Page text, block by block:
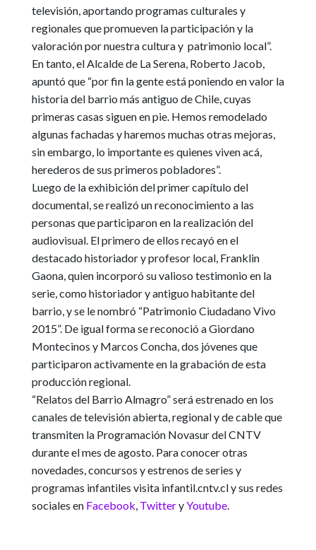
televisión, aportando programas culturales y
regionales que promueven la participación y la
valoración por nuestra cultura y patrimonio local”.
En tanto, el Alcalde de La Serena, Roberto Jacob
apuntó que“por fin la gente está poniendo en valor la
historia del barrio más antiguo de Chile, cuyas
primeras casas siguen en pie. Hemos remodelado
algunas fachadas y haremos muchas otras mejoras,
sin embargo, lo importante es quienes viven acá,
herederos de sus primeros pobladores”.
Luego de la exhibición del primer capítulo del
documental, se realizó un reconocimiento a las
personas que participaron en la realización del
audiovisual. El primero de ellos recayó en el
destacado historiador y profesor local, Franklin
Gaona, quien incorporó su valioso testimonio en la
serie, como historiador y antiguo habitante del
barrio, y se le nombró “Patrimonio Ciudadano Vivo
2015”. De igual forma se reconoció aGiordano
Montecinos y Marcos Concha, dos jóvenes que
participaron activamente en la grabación de esta
producción regional.
“Relatos del Barrio Almagro” será estrenado en los
canales de televisión abierta, regional y de cable que
transmiten la Programación Novasur del CNTV
durante el mes de agosto. Para conocer otras
novedades, concursos y estrenos de series y
programas infantiles visita infantil.cntv.cl y sus redes
sociales en Facebook TwitteryYoutube.